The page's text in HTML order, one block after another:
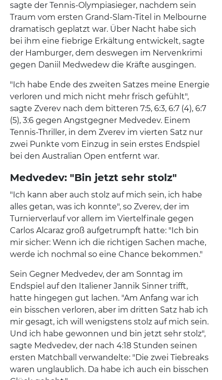
sagte der Tennis-Olympiasieger, nachdem sein
Traum vom ersten Grand-Slam-Titel in Melbourne
dramatisch geplatzt war. Über Nacht habe sich
bei ihm eine fiebrige Erkältung entwickelt, sagte
der Hamburger, dem deswegen im Nervenkrimi
gegen Daniil Medwedew die Kräfte ausgingen.
"Ich habe Ende des zweiten Satzes meine Energie
verloren und mich nicht mehr frisch gefühlt",
sagte Zverev nach dem bitteren 7:5, 6:3, 6:7 (4), 6:7
(5), 3:6 gegen Angstgegner Medvedev. Einem
Tennis-Thriller, in dem Zverev im vierten Satz nur
zwei Punkte vom Einzug in sein erstes Endspiel
bei den Australian Open entfernt war.
Medvedev: "Bin jetzt sehr stolz"
"Ich kann aber auch stolz auf mich sein, ich habe
alles getan, was ich konnte", so Zverev, der im
Turnierverlauf vor allem im Viertelfinale gegen
Carlos Alcaraz groß aufgetrumpft hatte: "Ich bin
mir sicher: Wenn ich die richtigen Sachen mache,
werde ich nochmal so eine Chance bekommen."
Sein Gegner Medvedev, der am Sonntag im
Endspiel auf den Italiener Jannik Sinner trifft,
hatte hingegen gut lachen. "Am Anfang war ich
ein bisschen verloren, aber im dritten Satz hab ich
mir gesagt, ich will wenigstens stolz auf mich sein.
Und ich habe gewonnen und bin jetzt sehr stolz",
sagte Medvedev, der nach 4:18 Stunden seinen
ersten Matchball verwandelte: "Die zwei Tiebreaks
waren unglaublich. Da habe ich auch ein bisschen